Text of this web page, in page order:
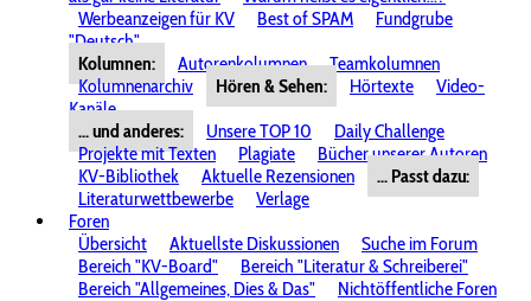
Werbeanzeigen für KV
Best of SPAM
Fundgrube
"Deutsch"
Kolumnen:
Autorenkolumnen
Teamkolumnen
Kolumnenarchiv
Hören & Sehen: Hörtexte
Video-
Kanäle
... und anderes:
Unsere TOP 10
Daily Challenge
Projekte mit Texten
Plagiate
Bücher unserer Autoren
KV-Bibliothek
Aktuelle Rezensionen
... Passt dazu:
Literaturwettbewerbe
Verlage
Foren
Übersicht
Aktuellste Diskussionen
Suche im Forum
Bereich "KV-Board"
Bereich "Literatur & Schreiberei"
Bereich "Allgemeines, Dies & Das"
Nichtöffentliche Foren